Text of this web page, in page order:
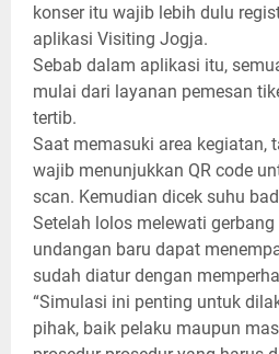
konser itu wajib lebih dulu
aplikasi Visiting Jogja.
Sebab dalam aplikasi itu,
mulai dari layanan pemesan
tertib.
Saat memasuki area kegiatan,
wajib menunjukkan QR code
scan. Kemudian dicek suhu
Setelah lolos melewati
undangan baru dapat
sudah diatur dengan
“Simulasi ini penting untuk
pihak, baik pelaku maupun